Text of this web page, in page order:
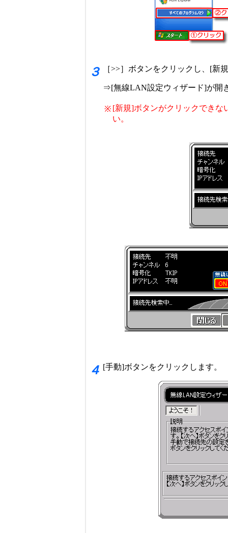
３ ［>>］ボタンをクリックし、[新
⇒[無線LAN設定ウィザード]が開
※ [新規]ボタンがクリックできな
い。
４ [手動]ボタンをクリックします。